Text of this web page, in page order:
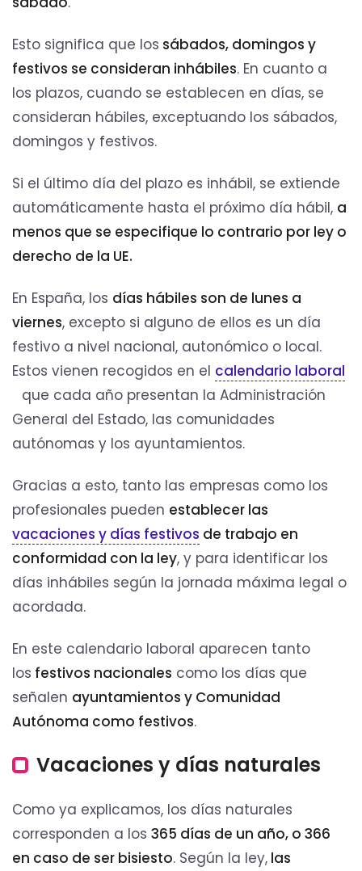
Esto significa que los sábados, domingos y
festivos se consideran inhábiles. En cuanto a
los plazos, cuando se establecen en días, se
consideran hábiles, exceptuando los sábados,
domingos y festivos.
Si el último día del plazo es inhábil, se extiende
automáticamente hasta el próximo día hábil, a
menos que se especifique lo contrario por ley o
derecho de la UE.
En España, los días hábiles son de lunes a
viernes, excepto si alguno de ellos es un día
festivo a nivel nacional, autonómico o local.
Estos vienen recogidos en el calendario laboral
que cada año presentan la Administración
General del Estado, las comunidades
autónomas y los ayuntamientos.
Gracias a esto, tanto las empresas como los
profesionales pueden establecer las
vacaciones y días festivos de trabajo en
conformidad con la ley, y para identificar los
días inhábiles según la jornada máxima legal o
acordada.
En este calendario laboral aparecen tanto
los festivos nacionales como los días que
señalen ayuntamientos y Comunidad
Autónoma como festivos.
Vacaciones y días naturales
Como ya explicamos, los días naturales
corresponden a los 365 días de un año, o 366
en caso de ser bisiesto. Según la ley, las